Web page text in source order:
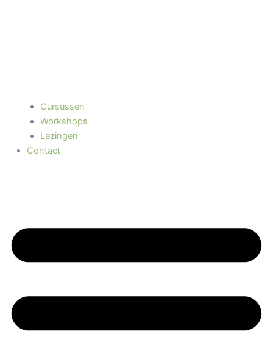
Cursussen
Workshops
Lezingen
Contact